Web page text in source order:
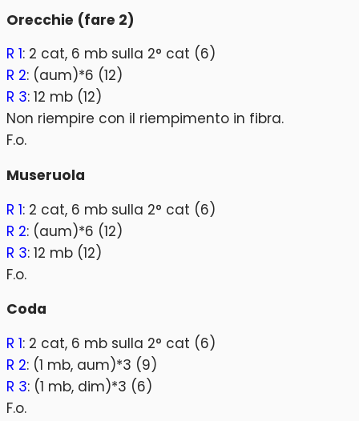
Orecchie (fare 2)
R 1: 2 cat, 6 mb sulla 2° cat (6)
R 2: (aum)*6 (12)
R 3: 12 mb (12)
Non riempire con il riempimento in fibra.
F.o.
Museruola
R 1: 2 cat, 6 mb sulla 2° cat (6)
R 2: (aum)*6 (12)
R 3: 12 mb (12)
F.o.
Coda
R 1: 2 cat, 6 mb sulla 2° cat (6)
R 2: (1 mb, aum)*3 (9)
R 3: (1 mb, dim)*3 (6)
F.o.